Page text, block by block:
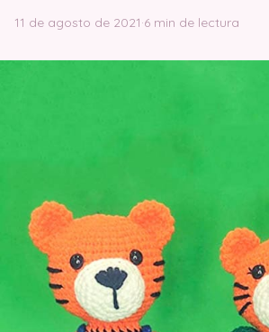
11 de agosto de 2021·6 min de lectura